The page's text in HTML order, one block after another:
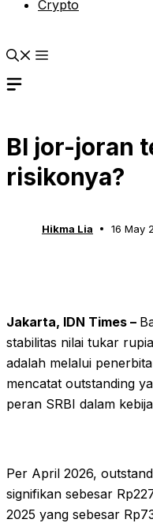
Crypto
BI jor-joran
risikonya?
Hikma Lia 16 May
Jakarta, IDN Times –
stabilitas nilai tukar
adalah melalui
mencatat outstanding
peran SRBI dalam
Per April 2026,
signifikan sebesar
2025 yang sebesar